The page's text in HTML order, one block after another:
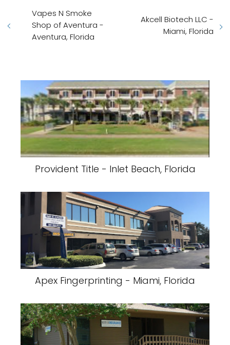
Vapes N Smoke
Shop of Aventura -
Aventura, Florida
Akcell Biotech LLC -
Miami, Florida
Provident Title - Inlet Beach, Florida
Apex Fingerprinting - Miami, Florida